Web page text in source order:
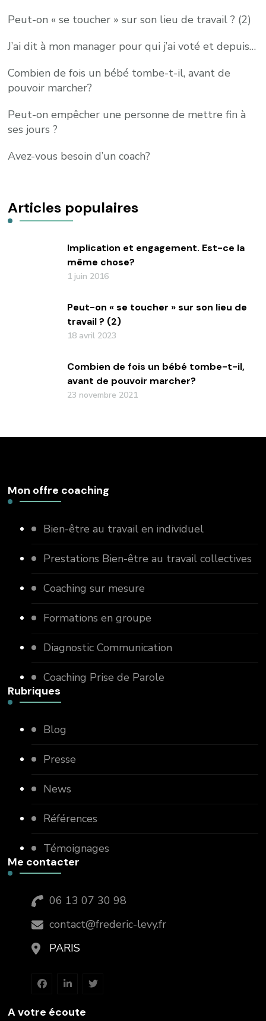
Peut-on « se toucher » sur son lieu de travail ? (2)
J’ai dit à mon manager pour qui j’ai voté et depuis…
Combien de fois un bébé tombe-t-il, avant de
pouvoir marcher?
Peut-on empêcher une personne de mettre fin à
ses jours ?
Avez-vous besoin d’un coach?
Articles populaires
Implication et engagement. Est-ce la
même chose?
1 juin 2016
Peut-on « se toucher » sur son lieu de
travail ? (2)
18 avril 2023
Combien de fois un bébé tombe-t-il,
avant de pouvoir marcher?
23 novembre 2021
Mon offre coaching
Bien-être au travail en individuel
Prestations Bien-être au travail collectives
Coaching sur mesure
Formations en groupe
Diagnostic Communication
Coaching Prise de Parole
Rubriques
Blog
Presse
News
Références
Témoignages
Me contacter
06 13 07 30 98
contact@frederic-levy.fr
PARIS
A votre écoute